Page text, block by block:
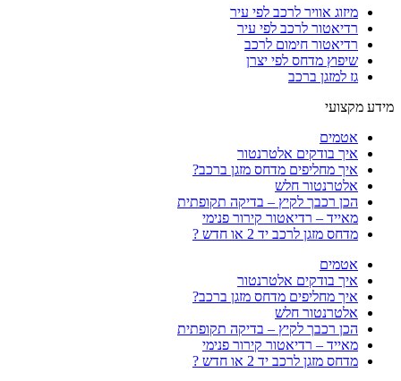
מיזוג אוויר לרכב לפי עיר
רדיאטור לרכב לפי עיר
רדיאטור חימום לרכב
שיפוץ מדחס לפי יצרן
גז למזגן ברכב
מידע מקצועי
אטמים
איך בודקים אלטרנטור
איך מחליפים מדחס מזגן ברכב?
אלטרנטור חלש
הכן רכבך לקיץ – בדיקה תקופתית
מאייד – רדיאטור קירור פנימי
מדחס מזגן לרכב יד 2 או חדש ?
אטמים
איך בודקים אלטרנטור
איך מחליפים מדחס מזגן ברכב?
אלטרנטור חלש
הכן רכבך לקיץ – בדיקה תקופתית
מאייד – רדיאטור קירור פנימי
מדחס מזגן לרכב יד 2 או חדש ?